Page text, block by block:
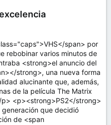
span> por
rebobinar varios minutos de
<strong>el anuncio del
strong>, una nueva forma
alucinante que, además,
de la película The Matrix
<p><strong>PS2</strong>
que decidió
de <span